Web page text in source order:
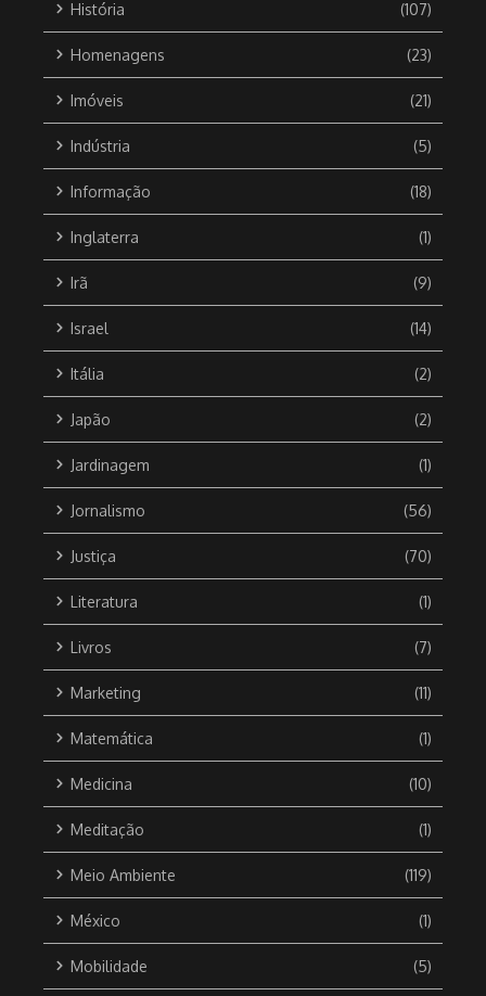
História (107)
Homenagens (23)
Imóveis (21)
Indústria (5)
Informação (18)
Inglaterra (1)
Irã (9)
Israel (14)
Itália (2)
Japão (2)
Jardinagem (1)
Jornalismo (56)
Justiça (70)
Literatura (1)
Livros (7)
Marketing (11)
Matemática (1)
Medicina (10)
Meditação (1)
Meio Ambiente (119)
México (1)
Mobilidade (5)